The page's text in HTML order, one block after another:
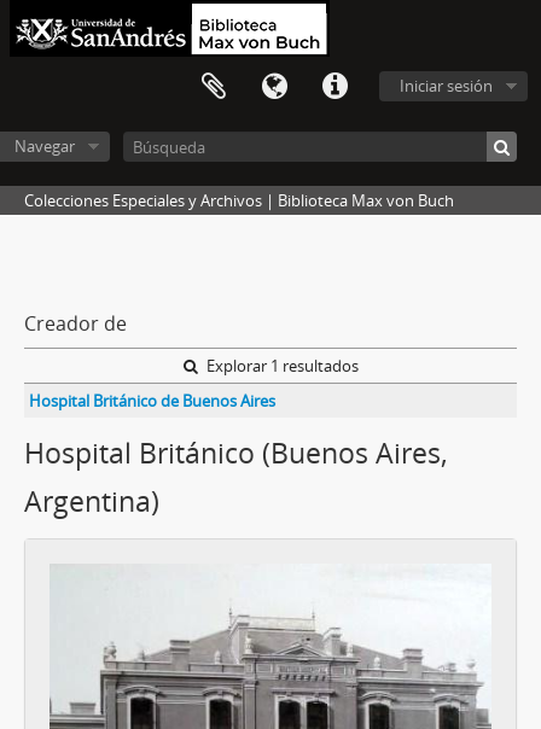
Iniciar sesión
Navegar
Colecciones Especiales y Archivos | Biblioteca Max von Buch
Creador de
Explorar 1 resultados
Hospital Británico de Buenos Aires
Hospital Británico (Buenos Aires,
Argentina)